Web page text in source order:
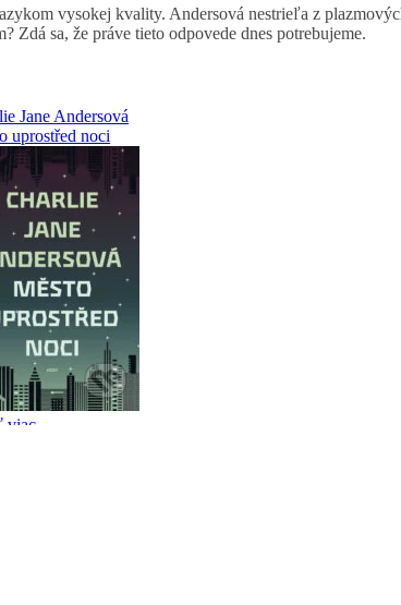
vysokej kvality. Andersová nestrieľa z
Zdá sa, že práve tieto odpovede dnes potrebujeme.